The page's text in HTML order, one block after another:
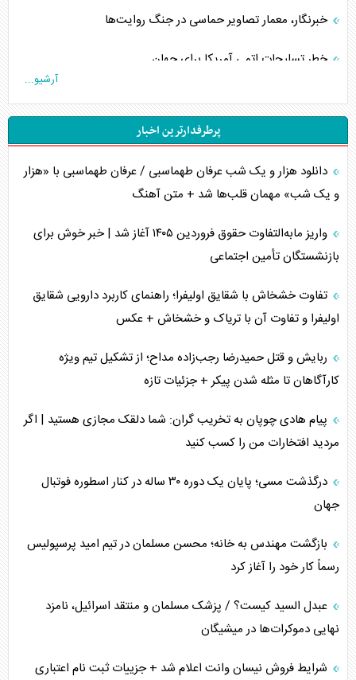
خبرنگار، معمار تصاویر حماسی در جنگ روایت‌ها
خطر تسلیحات اتمی آمریکا برای جهان
چگونه عربستان برابر ایران دچار خطای محاسباتی شد؟
جاده ابریشم فضایی/ نفوذ راهبردی و فرازمینی چین
انصارالله و تثبیت معادله «محاصره برابر محاصره»
مصالحه نافرجام سعودی – اماراتی
محدودیت صادرات نفت عربستان
چگونه مقاومت صحنه جنگ را تغییر می‌دهد؟
جنگ رمضان و معضل حضور نظامیان آمریکایی
تحلیل جامع پدیده تراستی‌ها
تأثیر جنگ ایران و آمریکا بر اقتصاد جهانی
اربعین، کابوس مشترک تل‌آویو-واشنگتن
آرشیو...
پرطرفدارترین اخبار
دانلود هزار و یک شب عرفان طهماسبی / عرفان طهماسبی با «هزار
و یک شب» مهمان قلب‌ها شد + متن آهنگ
واریز مابه‌التفاوت حقوق فروردین ۱۴۰۵ آغاز شد | خبر خوش برای
بازنشستگان تأمین اجتماعی
تفاوت خشخاش با شقایق اولیفرا؛ راهنمای کاربرد دارویی شقایق
اولیفرا و تفاوت آن با تریاک و خشخاش + عکس
ربایش و قتل حمیدرضا رجب‌زاده مداح؛ از تشکیل تیم ویژه
کارآگاهان تا مثله شدن پیکر + جزئیات تازه
پیام هادی چوپان به تخریب گران: شما دلقک مجازی هستید | اگر
مردید افتخارات من را کسب کنید
درگذشت مسی؛ پایان یک دوره ۳۰ ساله در کنار اسطوره فوتبال
جهان
بازگشت مهندس به خانه؛ محسن مسلمان در تیم امید پرسپولیس
رسماً کار خود را آغاز کرد
عبدل السید کیست؟ / پزشک مسلمان و منتقد اسرائیل، نامزد
نهایی دموکرات‌ها در میشیگان
شرایط فروش نیسان وانت اعلام شد + جزییات ثبت نام اعتباری